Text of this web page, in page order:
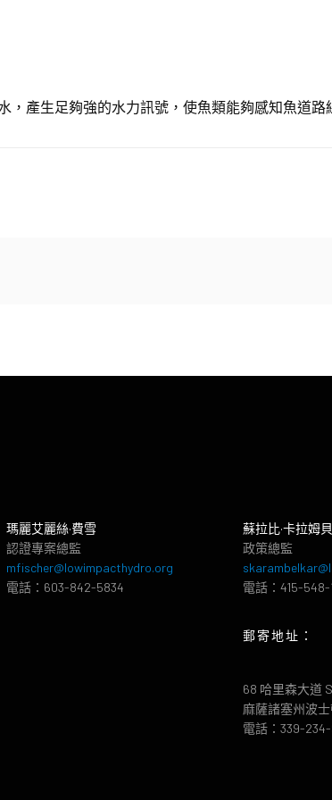
，產生足夠強的水力訊號，使魚類能夠感知魚道
瑪麗艾麗絲·費雪
認證專案總監
mfischer@lowimpacthydro.org
電話：603-842-5834
蘇拉比·卡拉姆
政策總監
電話：415-548-
郵寄地址：
68 哈里森大道
麻薩諸塞州波士
電話：339-